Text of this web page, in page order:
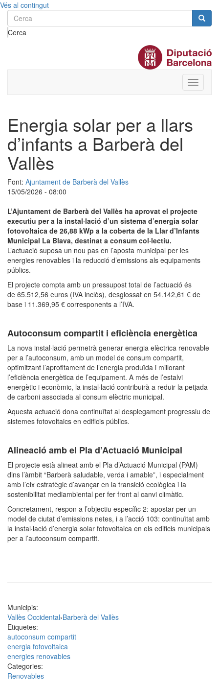
Vés al contingut
Cerca
Toggle
menu
Energia solar per a llars
d’infants a Barberà del
Vallès
Font: Ajuntament de Barberà del Vallès
15/05/2026 - 08:00
L’Ajuntament de Barberà del Vallès ha aprovat el projecte
executiu per a la instal·lació d’un sistema d’energia solar
fotovoltaica de 26,88 kWp a la coberta de la Llar d’Infants
Municipal La Blava, destinat a consum col·lectiu.
L’actuació suposa un nou pas en l’aposta municipal per les
energies renovables i la reducció d’emissions als equipaments
públics.
El projecte compta amb un pressupost total de l’actuació és
de 65.512,56 euros (IVA inclòs), desglossat en 54.142,61 € de
base i 11.369,95 € corresponents a l’IVA.
Autoconsum compartit i eficiència energètica
La nova instal·lació permetrà generar energia elèctrica renovable
per a l’autoconsum, amb un model de consum compartit,
optimitzant l’aprofitament de l’energia produïda i millorant
l’eficiència energètica de l’equipament. A més de l’estalvi
energètic i econòmic, la instal·lació contribuirà a reduir la petjada
de carboni associada al consum elèctric municipal.
Aquesta actuació dona continuïtat al desplegament progressiu de
sistemes fotovoltaics en edificis públics.
Alineació amb el Pla d’Actuació Municipal
El projecte està alineat amb el Pla d’Actuació Municipal (PAM)
dins l’àmbit “Barberà saludable, verda i amable”, i especialment
amb l’eix estratègic d’avançar en la transició ecològica i la
sostenibilitat mediambiental per fer front al canvi climàtic.
Concretament, respon a l’objectiu específic 2: apostar per un
model de ciutat d’emissions netes, i a l’acció 103: continuïtat amb
la instal·lació d’energia solar fotovoltaica en els edificis municipals
per a l’autoconsum compartit.
Municipis:
Vallès Occidental›Barberà del Vallès
Etiquetes:
autoconsum compartit
energia fotovoltaica
energies renovables
Categories:
Renovables